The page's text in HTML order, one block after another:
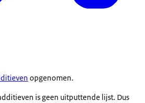
opgenomen.
is geen uitputtende lijst. Dus